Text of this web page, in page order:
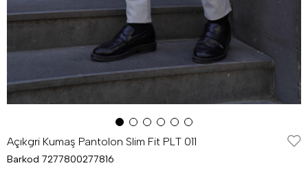
Açıkgri Kumaş Pantolon Slim Fit PLT 011
Barkod 7277800277816